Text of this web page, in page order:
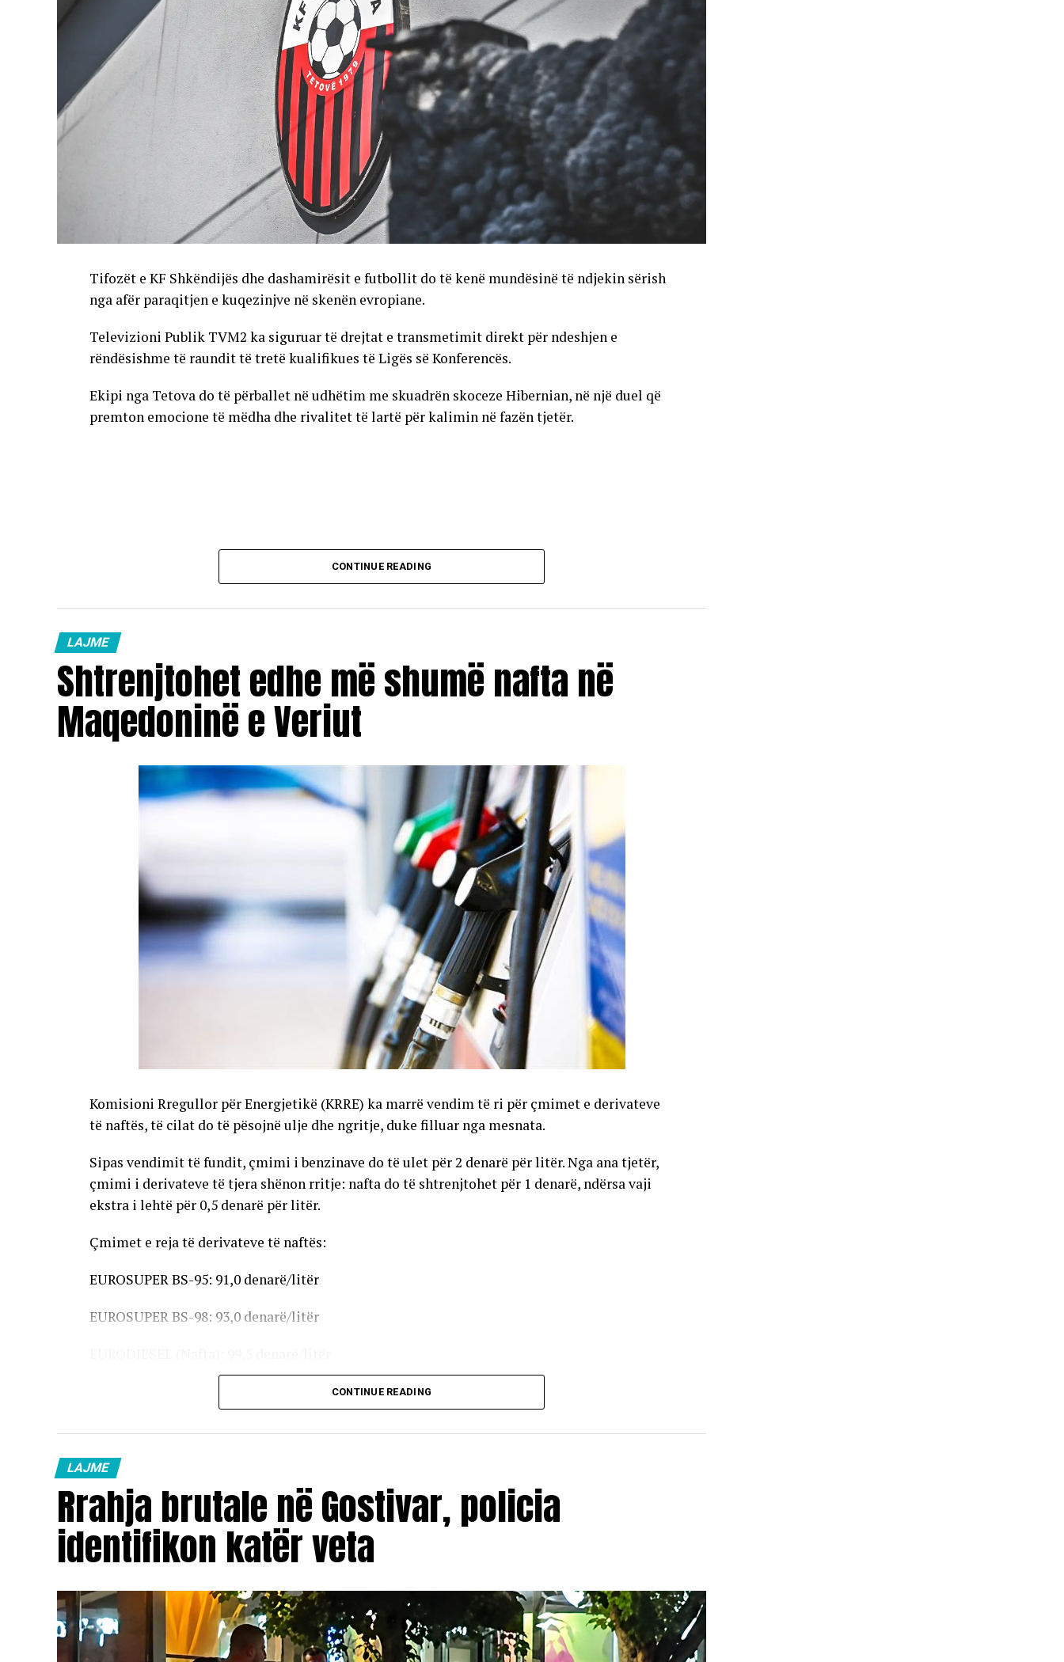
Tifozët e KF Shkëndijës dhe dashamirësit e futbollit do të kenë mundësinë të ndjekin sërish
nga afër paraqitjen e kuqezinjve në skenën evropiane.
Televizioni Publik TVM2 ka siguruar të drejtat e transmetimit direkt për ndeshjen e
rëndësishme të raundit të tretë kualifikues të Ligës së Konferencës.
Ekipi nga Tetova do të përballet në udhëtim me skuadrën skoceze Hibernian, në një duel që
premton emocione të mëdha dhe rivalitet të lartë për kalimin në fazën tjetër.
CONTINUE READING
LAJME
Shtrenjtohet edhe më shumë nafta në
Maqedoninë e Veriut
Komisioni Rregullor për Energjetikë (KRRE) ka marrë vendim të ri për çmimet e derivateve
të naftës, të cilat do të pësojnë ulje dhe ngritje, duke filluar nga mesnata.
Sipas vendimit të fundit, çmimi i benzinave do të ulet për 2 denarë për litër. Nga ana tjetër,
çmimi i derivateve të tjera shënon rritje: nafta do të shtrenjtohet për 1 denarë, ndërsa vaji
ekstra i lehtë për 0,5 denarë për litër.
Çmimet e reja të derivateve të naftës:
EUROSUPER BS-95: 91,0 denarë/litër
EUROSUPER BS-98: 93,0 denarë/litër
Vaji ekstra i lehtë (EL-1): 98,5 denarë/litërCONTINUE READING
LAJME
Rrahja brutale në Gostivar, policia
identifikon katër veta